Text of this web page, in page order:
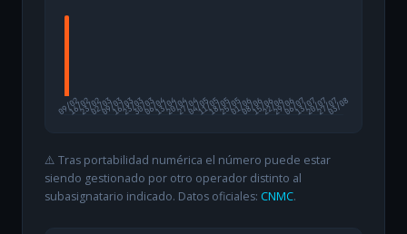
09/02
16/0223/0202/0309/0316/0323/0330/0306/0413/0420/0427/0404/0511/0518/0525/0501/0608/0615/0622/0629/0606/0713/0720/0727/07
03/08
⚠️ Tras portabilidad numérica el número puede estar
siendo gestionado por otro operador distinto al
subasignatario indicado. Datos oficiales: CNMC.